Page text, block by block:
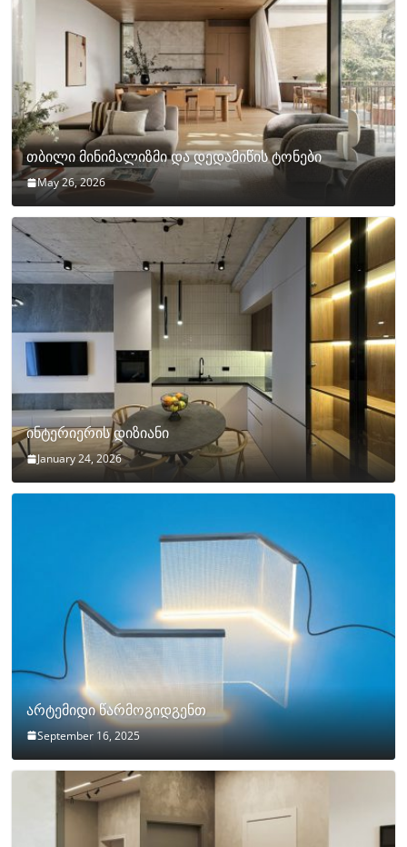
თბილი მინიმალიზმი და დედამიწის ტონები
May 26, 2026
ინტერიერის დიზიანი
January 24, 2026
არტემიდი წარმოგიდგენთ
September 16, 2025